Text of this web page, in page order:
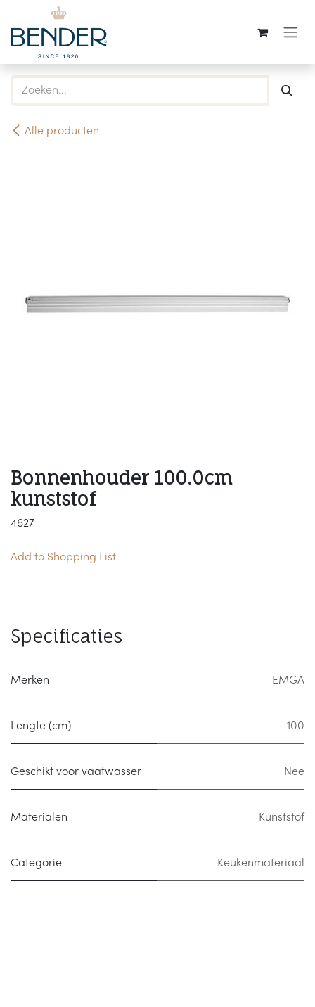
Overslaan naar inhoud
Alle producten
Bonnenhouder 100.0cm
kunststof
4627
Add to Shopping List
Specificaties
Merken EMGA
Lengte (cm) 100
Geschikt voor vaatwasser Nee
Materialen Kunststof
Categorie Keukenmateriaal